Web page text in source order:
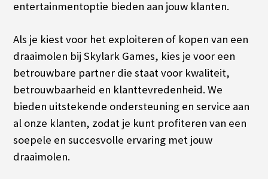
entertainmentoptie bieden aan jouw klanten.
Als je kiest voor het exploiteren of kopen van een
draaimolen bij Skylark Games, kies je voor een
betrouwbare partner die staat voor kwaliteit,
betrouwbaarheid en klanttevredenheid. We
bieden uitstekende ondersteuning en service aan
al onze klanten, zodat je kunt profiteren van een
soepele en succesvolle ervaring met jouw
draaimolen.